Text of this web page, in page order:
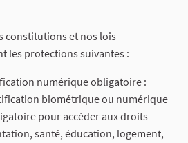
constitutions et nos lois
les protections suivantes :
numérique obligatoire :
biométrique ou numérique
pour accéder aux droits
santé, éducation, logement,